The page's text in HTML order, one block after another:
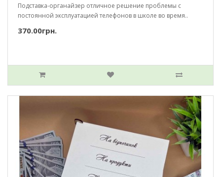
Подставка-органайзер отличное решение проблемы с
постоянной эксплуатацией телефонов в школе во время..
370.00грн.